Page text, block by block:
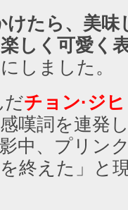
けたら、美味
楽しく可愛く
しました。
だチョン·ジ
嘆詞を連発
中、プリン
終えた」と